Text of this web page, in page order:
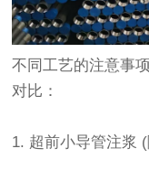
不同工艺的注意事
对比：
1. 超前小导管注浆